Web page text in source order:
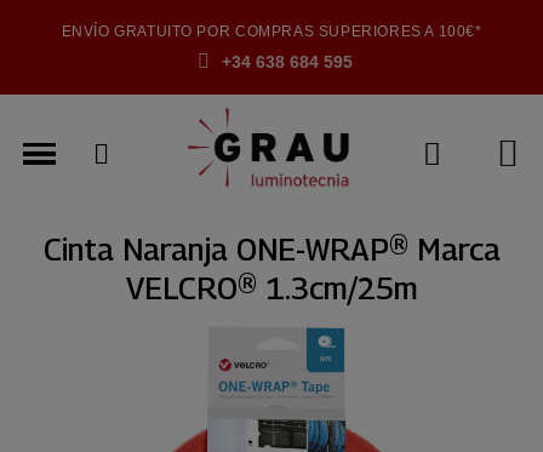
ENVÍO GRATUITO POR COMPRAS SUPERIORES A 100€*
+34 638 684 595
Cinta Naranja ONE-WRAP® Marca
VELCRO® 1.3cm/25m